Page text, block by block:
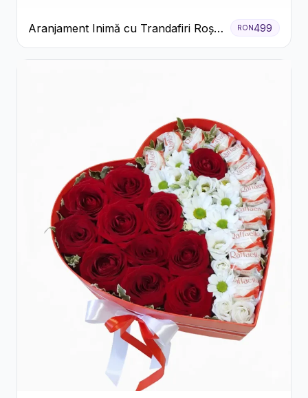
Aranjament Inimă cu Trandafiri Roșii
și Floarea Miresei
RON499